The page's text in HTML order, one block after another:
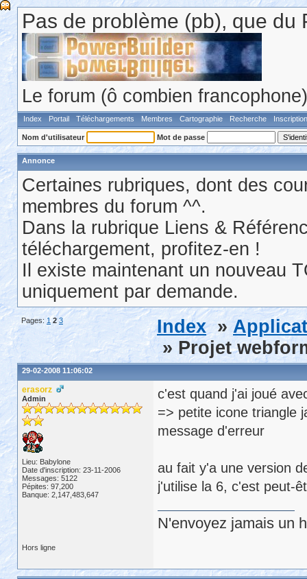
Pas de problème (pb), que du
Le forum (ô combien
Index Portail Téléchargements Membres Cartographie Recherche Inscription
Nom d'utilisateur Mot de passe
Annonce
Certaines rubriques, dont des
membres du forum ^^.
Dans la rubrique Liens &
téléchargement, profitez-en !
Il existe maintenant un nouveau
uniquement par demande.
Pages: 1 2 3 Index »
» Projet
29-02-2008 11:06:02
erasorz
Admin
Lieu: Babylone
Date d'inscription: 23-11-2006
Messages: 5122
Pépites: 97,200
Banque: 2,147,483,647
c'est quand j'ai joué
=> petite icone triangle
message d'erreur
au fait y'a une version
j'utilise la 6, c'est peut-
N'envoyez jamais un
Hors ligne